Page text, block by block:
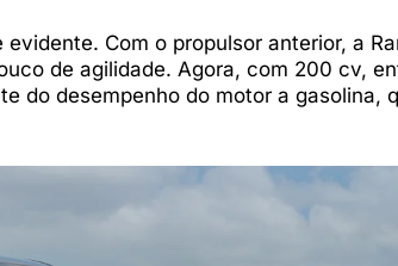
Com o propulsor anterior, a
de agilidade. Agora, com 200 cv,
do desempenho do motor a gasolina,